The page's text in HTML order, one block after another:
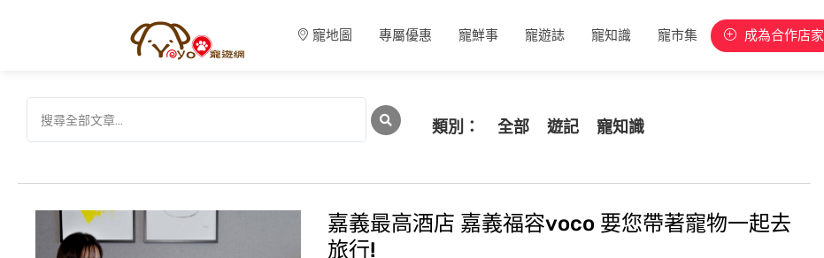
寵地圖 專屬優惠 寵鮮事 寵遊誌 寵知識 寵市集 成為合作店家
類別： 全部 遊記 寵知識
嘉義最高酒店 嘉義福容voco 要您帶著寵物一起去
旅行!